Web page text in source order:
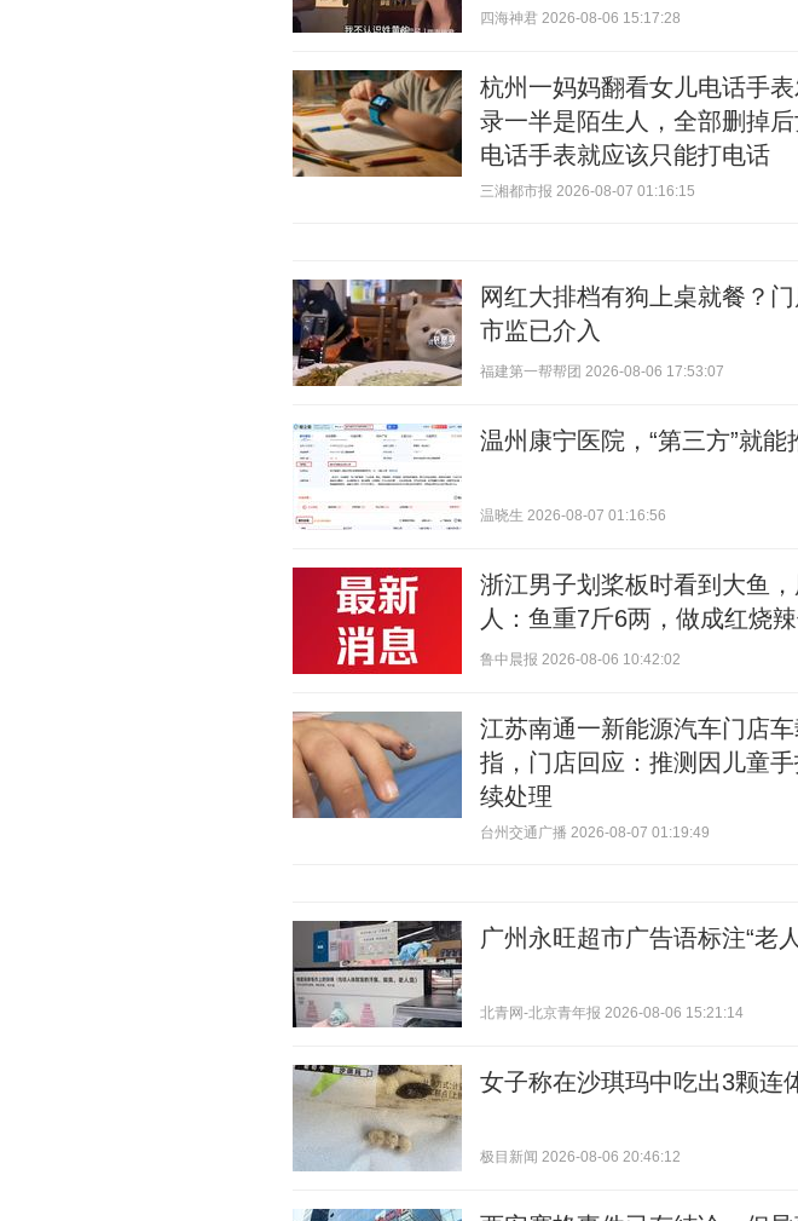
四海神君 2026-08-06 15:17:28
杭州一妈妈翻看女儿电话手
录一半是陌生人，全部删掉后
电话手表就应该只能打电话
三湘都市报 2026-08-07 01:16:15
网红大排档有狗上桌就餐？
市监已介入
福建第一帮帮团 2026-08-06 17:53:07
温州康宁医院，“第三方”就能
温晓生 2026-08-07 01:16:56
浙江男子划桨板时看到大鱼
人：鱼重7斤6两，做成红烧
鲁中晨报 2026-08-06 10:42:02
江苏南通一新能源汽车门店
指，门店回应：推测因儿童
续处理
台州交通广播 2026-08-07 01:19:49
广州永旺超市广告语标注“老
北青网-北京青年报 2026-08-06 15:21:14
女子称在沙琪玛中吃出3颗连
极目新闻 2026-08-06 20:46:12